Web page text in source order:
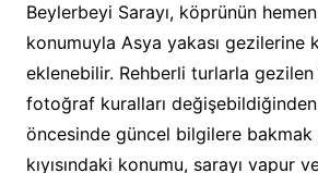
Beylerbeyi Sarayı, köprünün
konumuyla Asya yakası gezilerine
eklenebilir. Rehberli turlarla
fotoğraf kuralları
öncesinde güncel bilgilere bakmak
kıyısındaki konumu, sarayı vapur